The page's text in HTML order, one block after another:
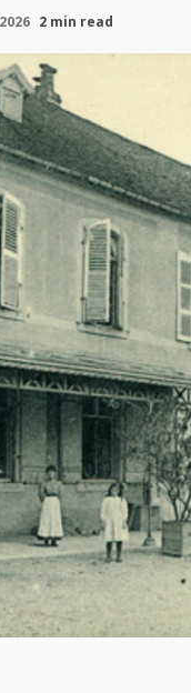
2 min read